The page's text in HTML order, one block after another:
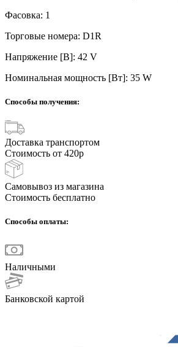
Фасовка: 1
Торговые номера: D1R
Напряжение [В]: 42 V
Номинальная мощность [Вт]: 35 W
Способы получения:
Доставка транспортом
Стоимость от 420р
Самовывоз из магазина
Стоимость бесплатно
Способы оплаты:
Наличными
Банковской картой